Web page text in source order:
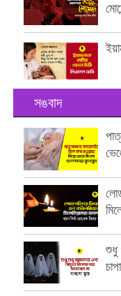
সঙবাদ
শুধু